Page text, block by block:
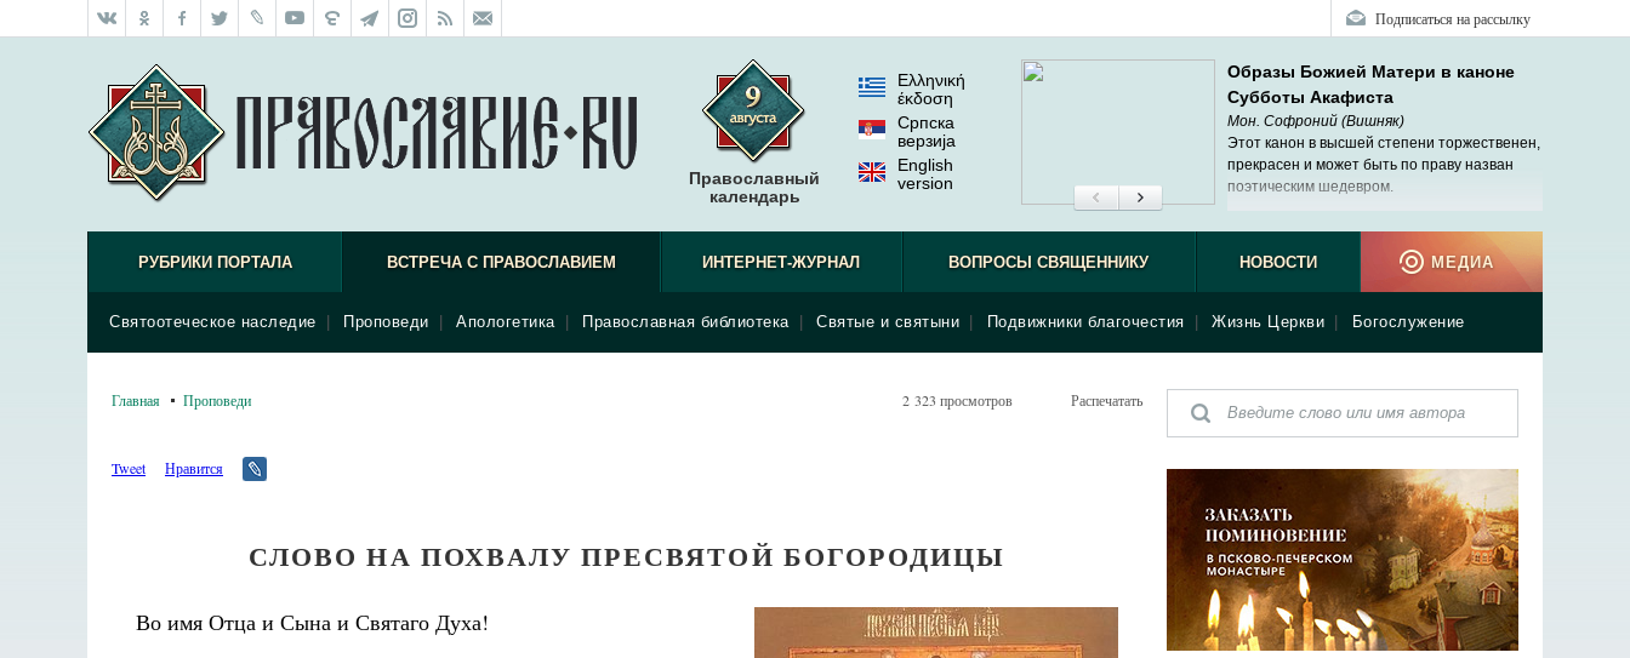
Подписаться на рассылку
Православный
календарь
Ελληνική
έκδοση
Српска
верзиjа
English
version
Образы Божией Матери в каноне
Субботы Акафиста
Мон. Софроний (Вишняк)
Этот канон в высшей степени торжественен,
прекрасен и может быть по праву назван
поэтическим шедевром.
РУБРИКИ ПОРТАЛА ВСТРЕЧА С ПРАВОСЛАВИЕМ
Святоотеческое наследие Проповеди Апологетика Православная библиотека Святые и святыни Подвижники благочестия Жизнь Церкви Богослужение
ИНТЕРНЕТ-ЖУРНАЛ ВОПРОСЫ СВЯЩЕННИКУ НОВОСТИ МЕДИА
Главная Проповеди 2 323 просмотров Распечатать
Tweet Нравится
СЛОВО НА ПОХВАЛУ ПРЕСВЯТОЙ БОГОРОДИЦЫ
Во имя Отца и Сына и Святаго Духа!